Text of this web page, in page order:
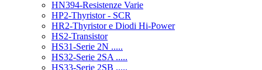
HN394-Resistenze Varie
HP2-Thyristor - SCR
HR2-Thyristor e Diodi Hi-Power
HS2-Transistor
HS31-Serie 2N .....
HS32-Serie 2SA .....
HS33-Serie 2SB .....